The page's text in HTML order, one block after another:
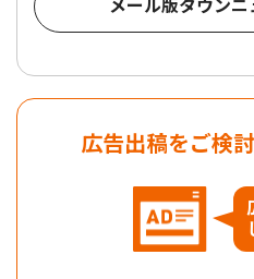
メール版タウン
広告出稿をご検